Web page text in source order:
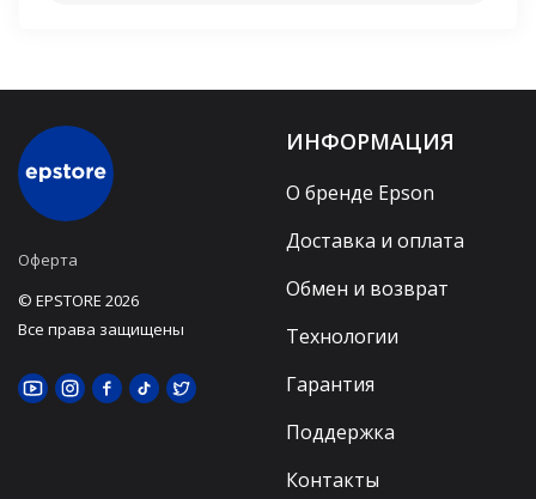
Оферта
© EPSTORE 2026
Все права защищены
ИНФОРМАЦИЯ
О бренде Epson
Доставка и оплата
Обмен и возврат
Технологии
Гарантия
Поддержка
Контакты